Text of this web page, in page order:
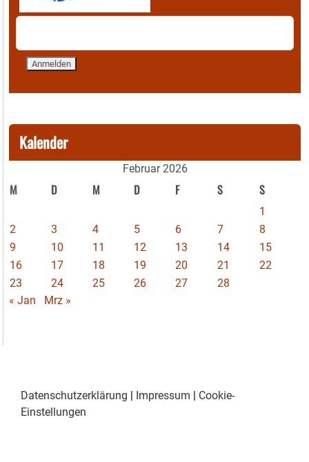
Kalender
Februar 2026
M D M D F S S
1
2
3 4 5 6 7
8
9
10 11 12 13 14
15
16
17 18 19 20 21
22
23
24 25 26 27
28
« Jan
Mrz »
Datenschutzerklärung Impressum
Cookie-
Einstellungen